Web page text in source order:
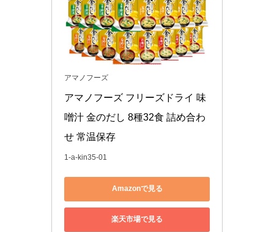
アマノフーズ
アマノフーズ フリーズドライ 味
噌汁 金のだし 8種32食 詰め合わ
せ 常温保存
1-a-kin35-01
Amazonで見る
楽天市場で見る